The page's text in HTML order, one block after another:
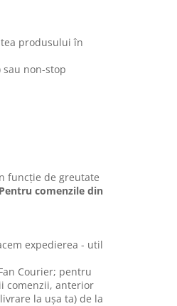
produsului în
sau non-stop
funcție de greutate
Pentru comenzile din
expedierea - util
Courier; pentru
comenzii, anterior
la ușa ta) de la